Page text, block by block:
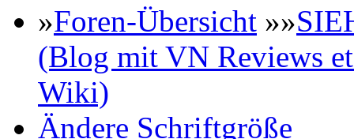
»Foren-Übersicht »»
(Blog mit VN Reviews
Wiki)
Ändere Schriftgröße